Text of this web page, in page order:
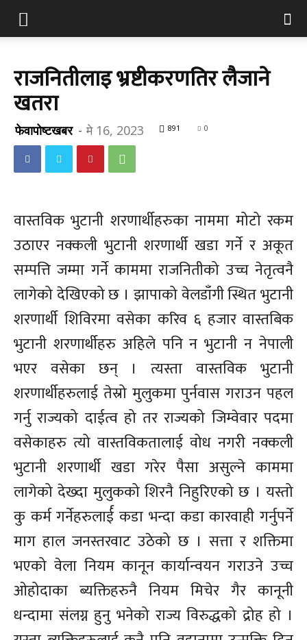
राजनितीलाइ भ्रष्टीकरणतिर लैजाने
खतरा
फेवापोष्टखबर - मे 16, 2023 891 0
वास्तविक भुटानी शरणार्थीहरुका नाममा मोटो रकम
उठाएर नक्कली भुटानी शरणार्थी खडा गर्ने र अकूत
सम्पत्ति जम्मा गर्ने काममा राजनितीको उच्च नेतृत्वनै
लागेको देखिएको छ । झापाको वेलडाँगी स्थित भुटानी
शरणार्थी शिविरमा वसेका करिव ६ हजार वास्तबिक
भुटानी शरणार्थीहरु अहिले पनि न भुटानी न नेपाली
भएर वसेका छन् । त्यस्ता वास्तविक भुटानी
शरणार्थीहरुलाई तेस्रो मुलुकमा पुर्नवास गराउन पहल
गर्नु राज्यको दाईत्व हो तर राज्यको जिम्वेवार पदमा
वसेकाहरु त्यो वास्तविकतालाई वोध नगरी नक्कली
भुटानी शरणार्थी खडा गरेर पैसा असुल्ने काममा
लागेको देख्दा मुलुकको शिरनै निहुरिएको छ । यस्तो
कु कर्म गर्नेहरुलार्ई कडा भन्दा कडा कारवाही गर्नुपर्ने
माग हाल जनस्तरवाट उठेको छ । सत्ता र शक्तिमा
भएको वेला नियम कानून कार्यान्वयन गराउने उच्च
ओहोदाका ब्यक्तिहरुनै नियम मिचेर गैर कानूनी
धन्दामा संलग्न हुनु भनेको राज्य विरुद्धको द्रोह हो ।